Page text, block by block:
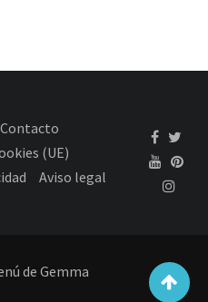
Contacto
(UE)
Aviso legal
de Gemma